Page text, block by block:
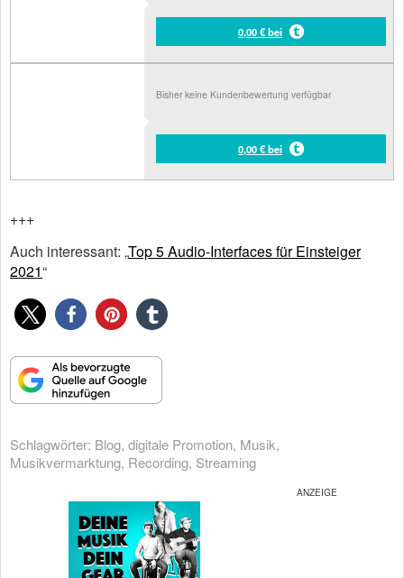
0,00 € bei
Bisher keine Kundenbewertung verfügbar
0,00 € bei
+++
Auch interessant: „Top 5 Audio-Interfaces für Einsteiger
2021“
Schlagwörter: Blog, digitale Promotion, Musik,
Musikvermarktung, Recording, Streaming